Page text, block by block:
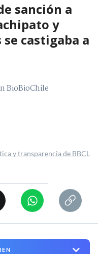
sanción a
y
castigaba a
BioBioChile
y transparencia de BBCL